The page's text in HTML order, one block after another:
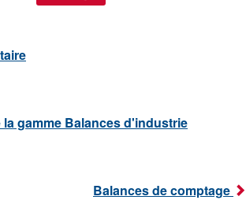
la gamme Balances d'industrie
Balances de comptage